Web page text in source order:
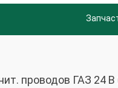
проводов ГАЗ 24